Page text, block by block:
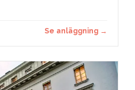
Se anläggning →